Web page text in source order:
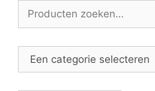
Een